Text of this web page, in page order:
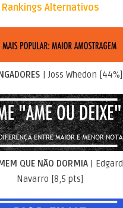
Rankings Alternativos
| Joss Whedon [44%]
QUE NÃO DORMIA| Edgard
Navarro [8,5 pts]